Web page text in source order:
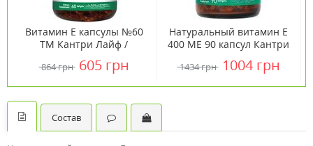
Витамин E капсулы №60
ТМ Кантри Лайф /
864 грн 605 грн
Натуральный витамин Е
400 МЕ 90 капсул Кантри
1434 грн 1004 грн
Состав